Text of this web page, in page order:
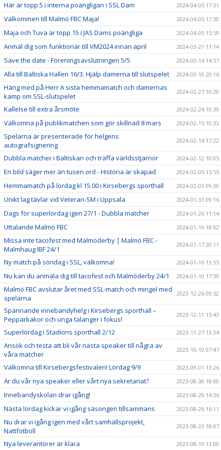
Här är topp 5 i interna poängligan i SSL Dam 2024-04-05 17:31
Välkommen till Malmö FBC Maja! 2024-04-05 17:30
Maja och Tuva är topp 15 i JAS Dams poängliga 2024-04-05 15:59
Anmäl dig som funktionär till VM2024 innan april 2024-03-21 11:14
Save the date - Föreningsavslutningen 5/5 2024-03-14 14:37
Alla till Baltiska Hallen 16/3. Hjälp damerna till slutspelet 2024-03-10 20:16
Häng med på Herr A sista hemmamatch och damernas
kamp om SSL-slutspelet
2024-02-27 10:20
Kallelse till extra årsmöte 2024-02-24 10:39
Välkomna på publikmatchen som gör skillnad 8 mars 2024-02-15 10:33
Spelarna är presenterade för helgens
autografsignering
2024-02-14 17:22
Dubbla matcher i Baltiskan och träffa världsstjärnor 2024-02-12 10:05
En bild säger mer än tusen ord - Historia är skapad 2024-02-05 15:55
Hemmamatch på lördag kl 15.00 i Kirsebergs sporthall 2024-02-05 09:30
Unikt lag tävlar vid Veteran-SM i Uppsala 2024-01-31 09:16
Dags för superlördag igen 27/1 - Dubbla matcher 2024-01-26 11:14
Uttalande Malmö FBC 2024-01-19 18:02
Missa inte tacofest med Malmöderby | Malmö FBC -
Malmhaug IBF 24/1
2024-01-17 20:11
Ny match på söndag i SSL, välkomna! 2024-01-16 13:55
Nu kan du anmäla dig till tacofest och Malmöderby 24/1 2024-01-10 17:39
Malmö FBC avslutar året med SSL-match och mingel med
spelarna
2023-12-26 09:52
Spännande innebandyhelg i Kirsebergs sporthall –
Pepparkakor och unga talanger i fokus!
2023-12-11 15:43
Superlördag i Stadions sporthall 2/12 2023-11-27 13:34
Ansök och testa att bli vår nästa speaker till några av
våra matcher
2023-10-10 07:47
Välkomna till Kirsebergsfestivalen! Lördag 9/9 2023-09-01 13:26
Är du vår nya speaker eller vårt nya sekretariat? 2023-08-30 18:00
Innebandyskolan drar igång! 2023-08-29 14:36
Nästa lördag kickar vi igång säsongen tillsammans 2023-08-26 16:11
Nu drar vi igång igen med vårt samhällsprojekt,
Nattfotboll
2023-08-23 18:07
Nya leverantörer är klara 2023-08-19 13:00